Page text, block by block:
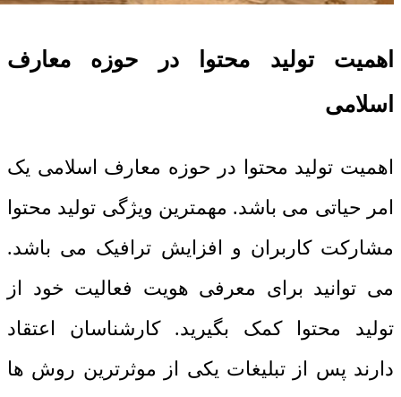
اهمیت تولید محتوا در حوزه معارف
اسلامی
اهمیت تولید محتوا در حوزه معارف اسلامی یک
امر حیاتی می باشد. مهمترین ویژگی تولید محتوا
مشارکت کاربران و افزایش ترافیک می باشد.
می توانید برای معرفی هویت فعالیت خود از
تولید محتوا کمک بگیرید. کارشناسان اعتقاد
دارند پس از تبلیغات یکی از موثرترین روش ها